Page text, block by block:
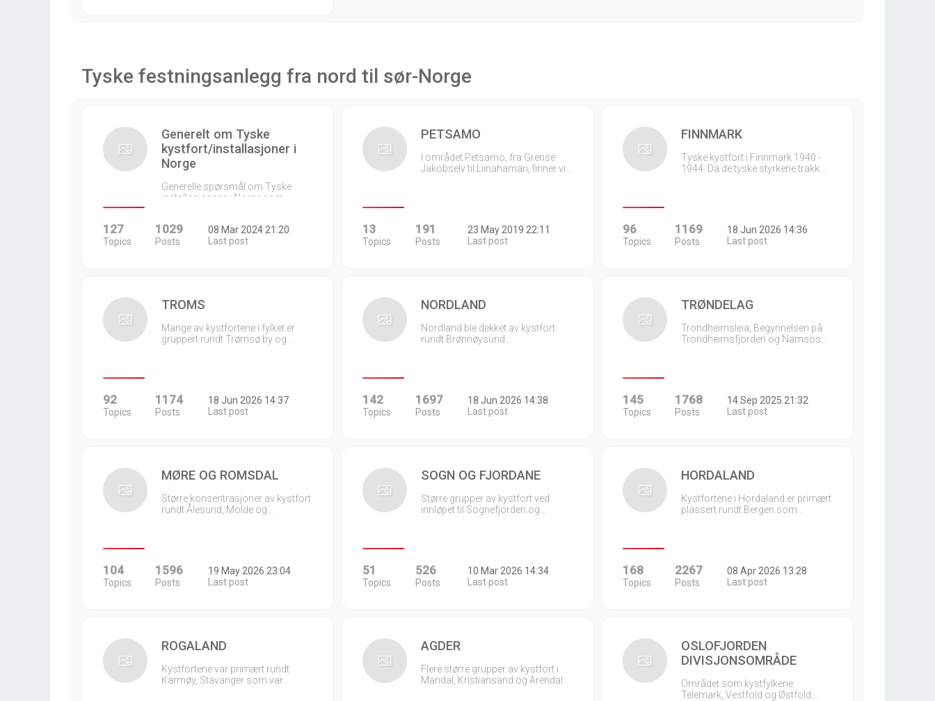
Tyske festningsanlegg fra nord til sør-Norge
Generelt om Tyske
kystfort/installasjoner i
Norge
Generelle spørsmål om Tyske
installasjonene i Norge som…
127
Topics
1029
Posts
08 Mar 2024 21:20
Last post
PETSAMO
I området Petsamo, fra Grense
Jakobselv til Liinahamari, finner vi…
13
Topics
191
Posts
23 May 2019 22:11
Last post
FINNMARK
Tyske kystfort i Finnmark 1940 -
1944. Da de tyske styrkene trakk…
96
Topics
1169
Posts
18 Jun 2026 14:36
Last post
TROMS
Mange av kystfortene i fylket er
gruppert rundt Trømsø by og…
92
Topics
1174
Posts
18 Jun 2026 14:37
Last post
NORDLAND
Nordland ble dekket av kystfort
rundt Brønnøysund…
142
Topics
1697
Posts
18 Jun 2026 14:38
Last post
TRØNDELAG
Trondheimsleia, Begynnelsen på
Trondheimsfjorden og Namsos…
145
Topics
1768
Posts
14 Sep 2025 21:32
Last post
MØRE OG ROMSDAL
Større konsentrasjoner av kystfort
rundt Ålesund, Molde og…
104
Topics
1596
Posts
19 May 2026 23:04
Last post
SOGN OG FJORDANE
Større grupper av kystfort ved
innløpet til Sognefjorden og…
51
Topics
526
Posts
10 Mar 2026 14:34
Last post
HORDALAND
Kystfortene i Hordaland er primært
plassert rundt Bergen som…
168
Topics
2267
Posts
08 Apr 2026 13:28
Last post
ROGALAND
Kystfortene var primært rundt
Karmøy, Stavanger som var…
AGDER
Flere større grupper av kystfort i
Mandal, Kristiansand og Arendal…
OSLOFJORDEN
DIVISJONSOMRÅDE
Området som kystfylkene
Telemark, Vestfold og Østfold…